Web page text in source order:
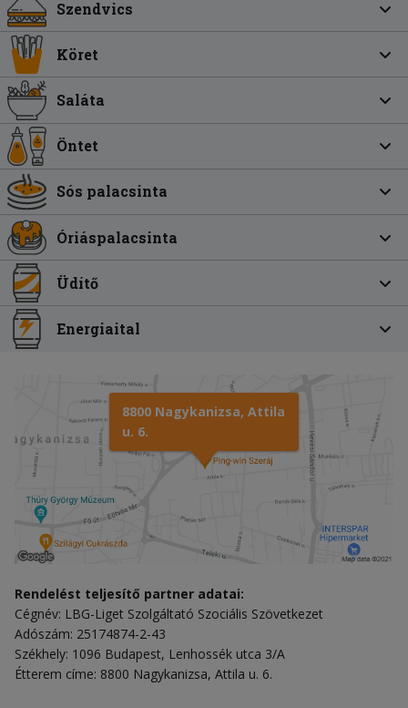
Szendvics
Köret
Saláta
Öntet
Sós palacsinta
Óriáspalacsinta
Üdítő
Energiaital
8800 Nagykanizsa, Attila
u. 6.
Rendelést teljesítő partner adatai:
Cégnév: LBG-Liget Szolgáltató Szociális Szövetkezet
Adószám: 25174874-2-43
Székhely: 1096 Budapest, Lenhossék utca 3/A
Étterem címe: 8800 Nagykanizsa, Attila u. 6.